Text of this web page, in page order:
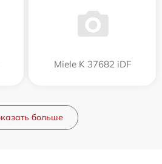
Miele K 37682 iDF
больше